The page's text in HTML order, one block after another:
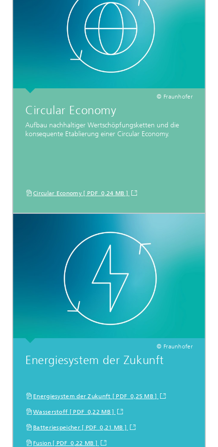
© Fraunhofer
Circular Economy
Aufbau nachhaltiger Wertschöpfungsketten und die
konsequente Etablierung einer Circular Economy.
Circular Economy [ PDF 0,24 MB ]
© Fraunhofer
Energiesystem der Zukunft
Energiesystem der Zukunft [ PDF 0,25 MB ]
Wasserstoff [ PDF 0,22 MB ]
Batteriespeicher [ PDF 0,21 MB ]
Fusion [ PDF 0,22 MB ]